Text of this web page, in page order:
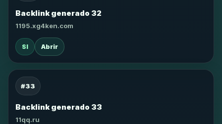
Backlink generado 32
1195.xg4ken.com
SI Abrir
#33
Backlink generado 33
11qq.ru